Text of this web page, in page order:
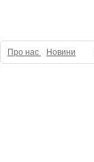
Про нас Новини